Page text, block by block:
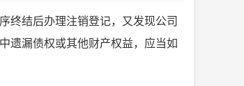
终结后办理注销登记，又发现公司
遗漏债权或其他财产权益，应当如